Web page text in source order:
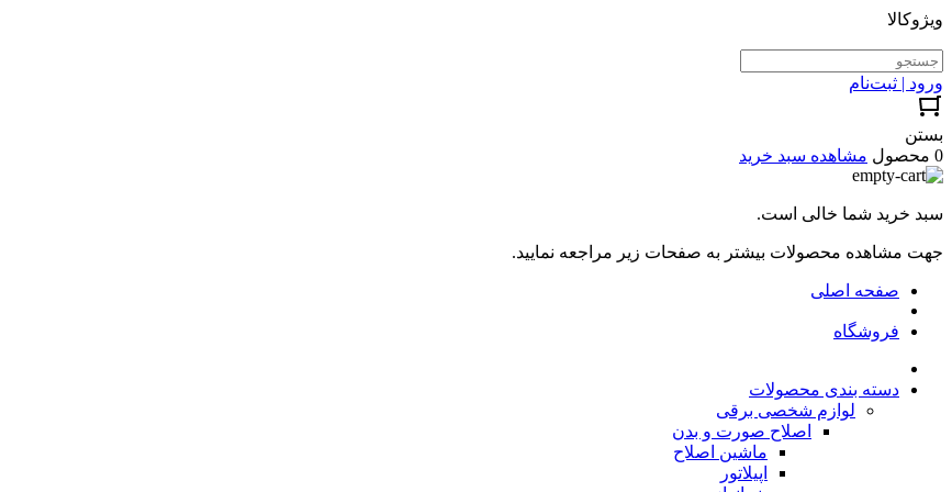
ویژوکالا
ورود | ثبت‌نام
بستن
0 محصول
مشاهده سبد خرید
سبد خرید شما خالی است.
جهت مشاهده محصولات بیشتر به صفحات زیر مراجعه نمایید.
صفحه اصلی
فروشگاه
دسته بندی محصولات
لوازم شخصی برقی
اصلاح صورت و بدن
ماشین اصلاح
اپیلاتور